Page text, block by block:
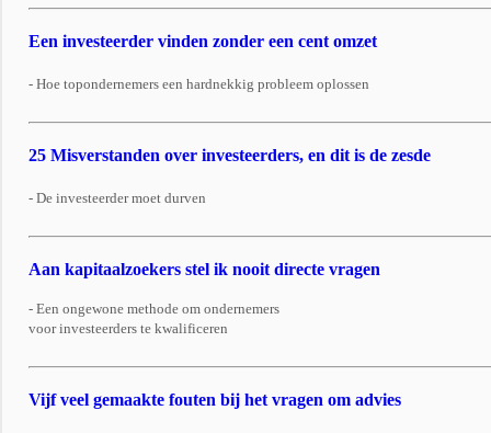
Een investeerder vinden zonder een cent omzet
- Hoe topondernemers een hardnekkig probleem oplossen
25 Misverstanden over investeerders, en dit is de zesde
- De investeerder moet durven
Aan kapitaalzoekers stel ik nooit directe vragen
- Een ongewone methode om ondernemers
voor investeerders te kwalificeren
Vijf veel gemaakte fouten bij het vragen om advies